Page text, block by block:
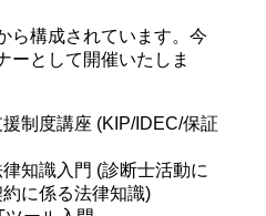
ら構成されています。今
ーとして開催いたしま
制度講座 (KIP/IDEC/保証
知識入門 (診断士活動に
に係る法律知識)